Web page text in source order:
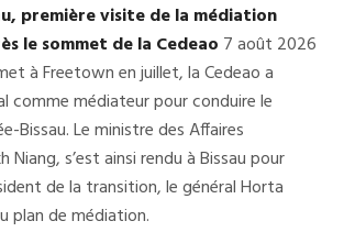
première visite de la médiation
le sommet de la Cedeao 7 août 2026
à Freetown en juillet, la Cedeao a
comme médiateur pour conduire le
Bissau. Le ministre des Affaires
Niang, s’est ainsi rendu à Bissau pour
de la transition, le général Horta
plan de médiation.